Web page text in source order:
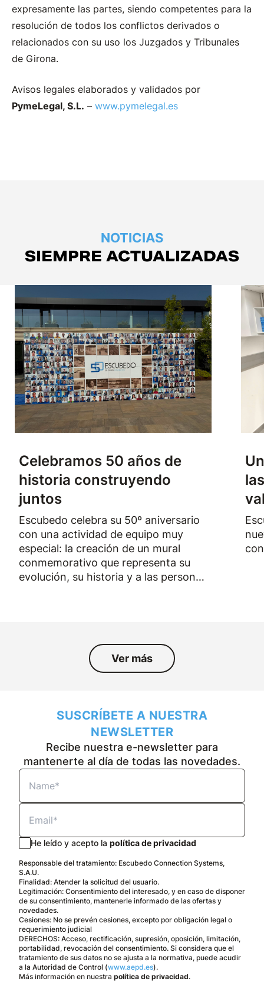
expresamente las partes, siendo competentes para la
resolución de todos los conflictos derivados o
relacionados con su uso los Juzgados y Tribunales
de Girona.
Avisos legales elaborados y validados por
PymeLegal, S.L. – www.pymelegal.es
NOTICIAS
SIEMPRE ACTUALIZADAS
Celebramos 50 años de
historia construyendo
juntos
Escubedo celebra su 50º aniversario
con una actividad de equipo muy
especial: la creación de un mural
conmemorativo que representa su
evolución, su historia y a las personas
Ver más
SUSCRÍBETE A NUESTRA
NEWSLETTER
Recibe nuestra e-newsletter para
mantenerte al día de todas las novedades.
He leído y acepto la política de privacidad
Responsable del tratamiento: Escubedo Connection Systems,
S.A.U.
Finalidad: Atender la solicitud del usuario.
Legitimación: Consentimiento del interesado, y en caso de disponer
de su consentimiento, mantenerle informado de las ofertas y
novedades.
Cesiones: No se prevén cesiones, excepto por obligación legal o
requerimiento judicial
DERECHOS: Acceso, rectificación, supresión, oposición, limitación,
portabilidad, revocación del consentimiento. Si considera que el
tratamiento de sus datos no se ajusta a la normativa, puede acudir
a la Autoridad de Control (www.aepd.es).
Más información en nuestra política de privacidad.